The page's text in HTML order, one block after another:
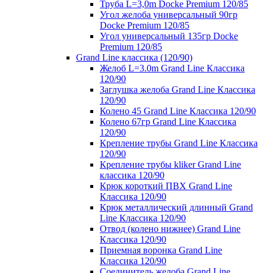
Труба L=3,0m Docke Premium 120/85
Угол желоба универсальный 90гр
Docke Premium 120/85
Угол универсальный 135гр Docke
Premium 120/85
Grand Line классика (120/90)
Желоб L=3.0m Grand Line Классика
120/90
Заглушка желоба Grand Line Классика
120/90
Колено 45 Grand Line Классика 120/90
Колено 67гр Grand Line Классика
120/90
Крепление трубы Grand Line Классика
120/90
Крепление трубы kliker Grand Line
классика 120/90
Крюк короткий ПВХ Grand Line
Классика 120/90
Крюк металлический длинный Grand
Line Классика 120/90
Отвод (колено нижнее) Grand Line
Классика 120/90
Приемная воронка Grand Line
Классика 120/90